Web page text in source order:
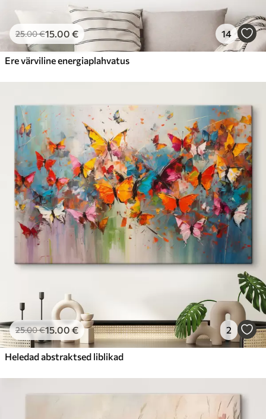
25.00€15.00 € 14
Ere värviline energiaplahvatus
25.00€15.00 € 2
Heledad abstraktsed liblikad